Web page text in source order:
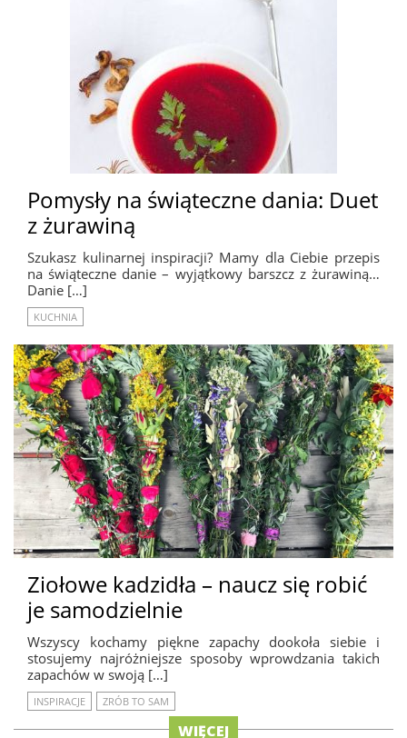
Pomysły na świąteczne dania: Duet
z żurawiną
Szukasz kulinarnej inspiracji? Mamy dla Ciebie przepis
na świąteczne danie – wyjątkowy barszcz z żurawiną…
Danie […]
KUCHNIA
Ziołowe kadzidła – naucz się robić
je samodzielnie
Wszyscy kochamy piękne zapachy dookoła siebie i
stosujemy najróżniejsze sposoby wprowdzania takich
zapachów w swoją […]
INSPIRACJE ZRÓB TO SAM
WIĘCEJ